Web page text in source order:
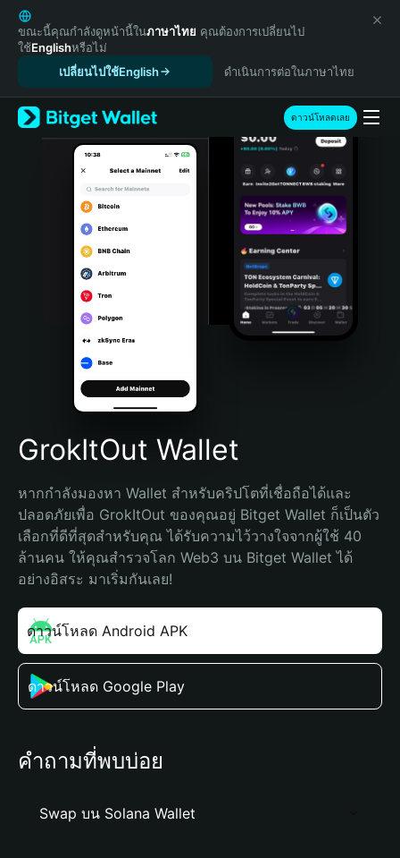
English
日本語
Tiếng Việt
Español (Latinoamérica)
Türkçe
Italiano
Português (Portugal)
Bahasa Indonesia
Português (Brasil)
Español (Argentina)
ขณะนี้คุณกำลังดูหน้านี้ในภาษาไทย คุณต้องการเปลี่ยนไป
ใช้Englishหรือไม่
เปลี่ยนไปใช้English
ดำเนินการต่อในภาษาไทย
ดาวน์โหลดเลย
GrokItOut Wallet
หากกำลังมองหา Wallet สำหรับคริปโตที่เชื่อถือได้และ
ปลอดภัยเพื่อ GrokItOut ของคุณอยู่ Bitget Wallet ก็เป็นตัว
เลือกที่ดีที่สุดสำหรับคุณ ได้รับความไว้วางใจจากผู้ใช้ 40
ล้านคน ให้คุณสำรวจโลก Web3 บน Bitget Wallet ได้
อย่างอิสระ มาเริ่มกันเลย!
ดาวน์โหลด Android APK
ดาวน์โหลด Google Play
คำถามที่พบบ่อย
Swap บน Solana Wallet